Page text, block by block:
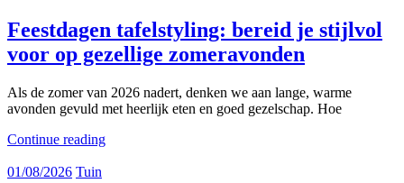
Feestdagen tafelstyling: bereid je stijlvol
voor op gezellige zomeravonden
Als de zomer van 2026 nadert, denken we aan lange, warme
avonden gevuld met heerlijk eten en goed gezelschap. Hoe
Continue reading
01/08/2026 Tuin